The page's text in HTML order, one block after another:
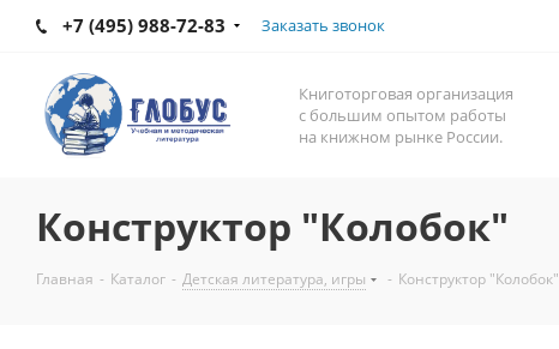
+7 (495) 988-72-83 Заказать звонок
Книготорговая организация
с большим опытом работы
на книжном рынке России.
Конструктор "Колобок"
Главная - Каталог - Детская литература, игры - Конструктор "Колобок"